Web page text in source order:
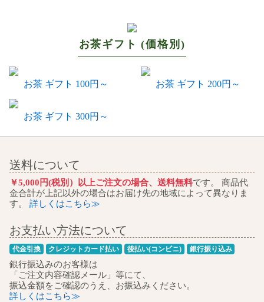
お茶ギフト (価格別)
お茶 ギフト 100円～ お茶 ギフト 200円～
お茶 ギフト 300円～
送料について
￥5,000円(税別）以上ご注文の場合、送料無料です。 商品代
金合計が上記以外の場合はお届け先の地域によって異なりま
す。
詳しくはこちら≫
お支払い方法について
代金引換 クレジットカード払い 後払い(コンビニ) 銀行振り込み
銀行振込みのお客様は
「ご注文内容確認メール」等にて、
振込金額をご確認のうえ、お振込みください。
詳しくはこちら≫